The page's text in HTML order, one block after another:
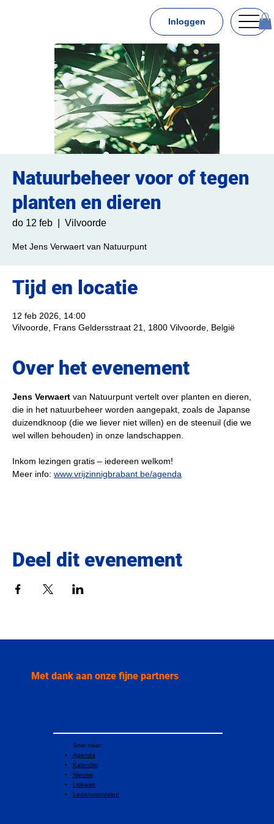
Inloggen
Natuurbeheer voor of tegen
planten en dieren
do 12 feb Vilvoorde
Met Jens Verwaert van Natuurpunt
Tijd en locatie
12 feb 2026, 14:00
Vilvoorde, Frans Geldersstraat 21, 1800 Vilvoorde, België
Over het evenement
Jens Verwaert van Natuurpunt vertelt over planten en dieren,
die in het natuurbeheer worden aangepakt, zoals de Japanse
duizendknoop (die we liever niet willen) en de steenuil (die we
wel willen behouden) in onze landschappen.
Inkom lezingen gratis – iedereen welkom!
Meer info: www.vrijzinnigbrabant.be/agenda
Deel dit evenement
Met dank aan onze fijne partners
Snel naar:
Agenda
Kalender
Nieuws
Lidkaart
Ledenvoordelen